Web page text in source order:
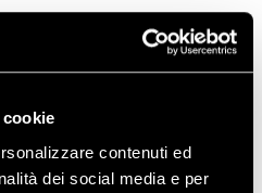
contenuti ed
dei social media e per